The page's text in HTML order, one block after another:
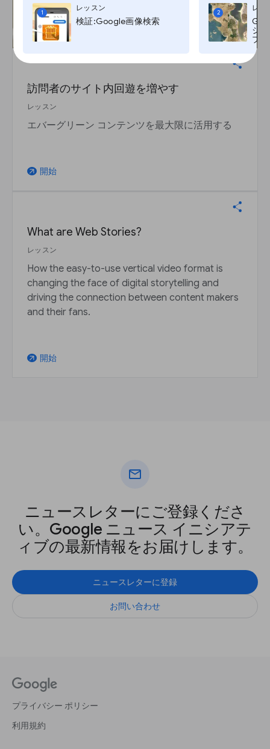
1
レッスン
検証:Google画像検索
2
レッ
ジ
プ,
訪問者のサイト内回遊を増やす
レッスン
エバーグリーン コンテンツを最大限に活用する
arrow_outward 開始
What are Web Stories?
レッスン
How the easy-to-use vertical video format is
changing the face of digital storytelling and
driving the connection between content makers
and their fans.
arrow_outward 開始
mail
ニュースレターにご登録くださ
い。Google ニュース イニシアテ
ィブの最新情報をお届けします。
ニュースレターに登録
お問い合わせ
プライバシー ポリシー
利用規約